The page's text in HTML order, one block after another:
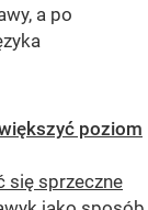
a po
poziom
się sprzeczne